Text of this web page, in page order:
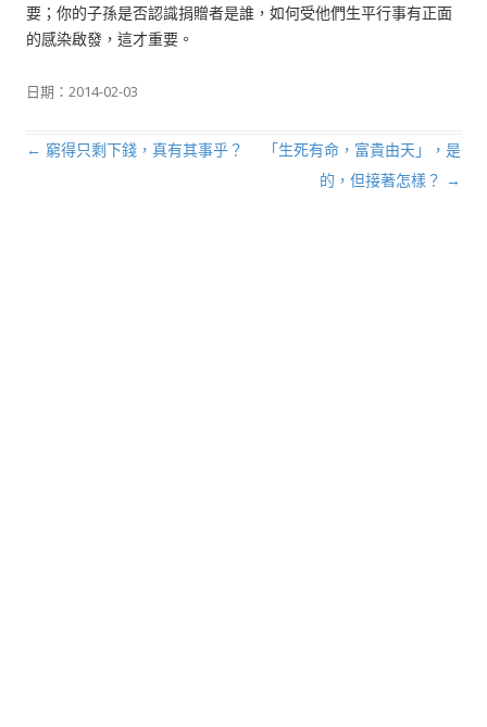
要；你的子孫是否認識捐贈者是誰，如何受他們生平行事有正面
的感染啟發，這才重要。
日期： 2014-02-03
文章導航列
← 窮得只剩下錢，真有其事乎？
「生死有命，富貴由天」，是
的，但接著怎樣？ →